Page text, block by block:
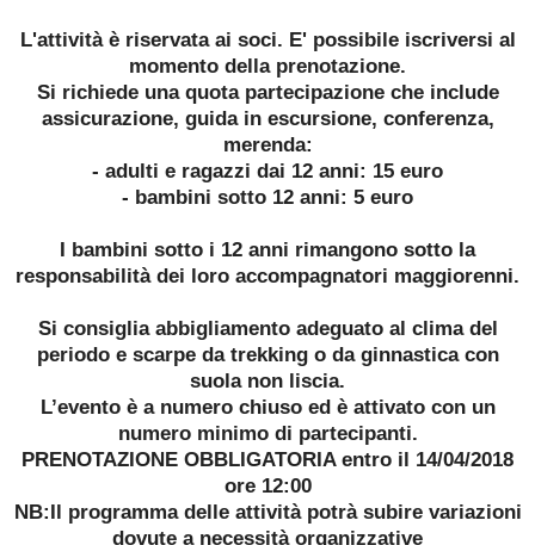
L'attività è riservata ai soci. E' possibile iscriversi al
momento della prenotazione.
Si richiede una quota partecipazione che include
assicurazione, guida in escursione, conferenza,
merenda:
- adulti e ragazzi dai 12 anni: 15 euro
- bambini sotto 12 anni: 5 euro
I bambini sotto i 12 anni rimangono sotto la
responsabilità dei loro accompagnatori maggiorenni.
Si consiglia abbigliamento adeguato al clima del
periodo e scarpe da trekking o da ginnastica con
suola non liscia.
L’evento è a numero chiuso ed è attivato con un
numero minimo di partecipanti.
PRENOTAZIONE OBBLIGATORIA entro il 14/04/2018
ore 12:00
NB:Il programma delle attività potrà subire variazioni
dovute a necessità organizzative